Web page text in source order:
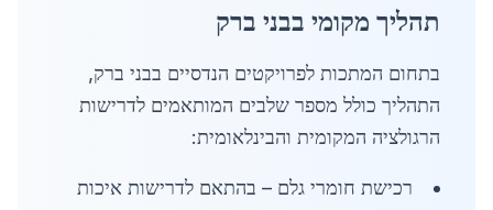
תהליך מקומי בבני ברק
בתחום המתכות לפרויקטים הנדסיים בבני ברק,
התהליך כולל מספר שלבים המותאמים לדרישות
הרגולציה המקומית והבינלאומית:
רכישת חומרי גלם – בהתאם לדרישות איכות